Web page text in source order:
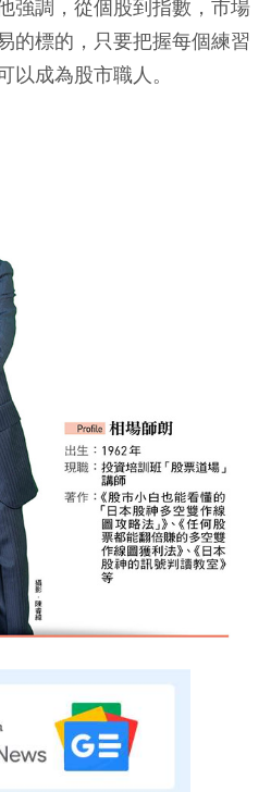
強調，從個股到指數，市場
的標的，只要把握每個練習
以成為股市職人。